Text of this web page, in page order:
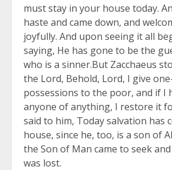
must stay in your house today.
haste and came down, and
joyfully. And upon seeing it all
saying, He has gone to be the
who is a sinner.But Zacchaeus
the Lord, Behold, Lord, I give
possessions to the poor, and if I
anyone of anything, I restore it
said to him, Today salvation has
house, since he, too, is a son of
the Son of Man came to seek
was lost.